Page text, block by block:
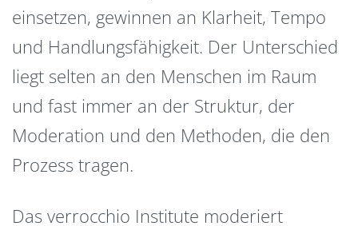
einsetzen, gewinnen an Klarheit, Tempo
und Handlungsfähigkeit. Der Unterschied
liegt selten an den Menschen im Raum
und fast immer an der Struktur, der
Moderation und den Methoden, die den
Prozess tragen.
Das verrocchio Institute moderiert